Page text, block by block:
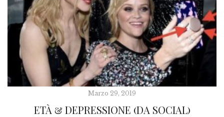
Marzo 29, 2019
ETÀ & DEPRESSIONE (DA SOCIAL)